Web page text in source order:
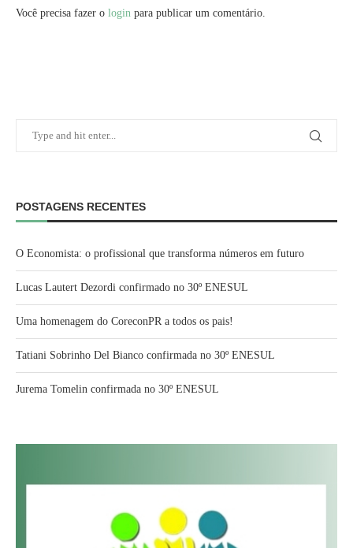
Você precisa fazer o login para publicar um comentário.
POSTAGENS RECENTES
O Economista: o profissional que transforma números em futuro
Lucas Lautert Dezordi confirmado no 30º ENESUL
Uma homenagem do CoreconPR a todos os pais!
Tatiani Sobrinho Del Bianco confirmada no 30º ENESUL
Jurema Tomelin confirmada no 30º ENESUL